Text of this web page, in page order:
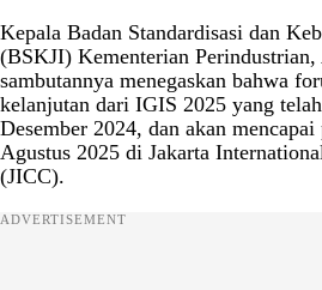
Kepala Badan Standardisasi dan
(BSKJI) Kementerian
sambutannya menegaskan bahwa
kelanjutan dari IGIS 2025 yang
Desember 2024, dan akan
Agustus 2025 di Jakarta
(JICC).
ADVERTISEMENT